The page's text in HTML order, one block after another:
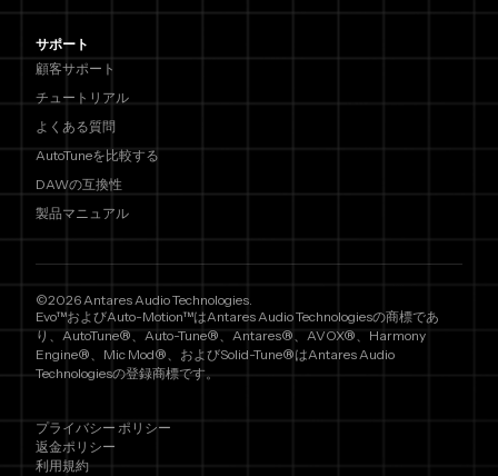
サポート
顧客サポート
チュートリアル
よくある質問
AutoTuneを比較する
DAWの互換性
製品マニュアル
©2026 Antares Audio Technologies.
Evo™およびAuto-Motion™はAntares Audio Technologiesの商標であ
り、AutoTune®、Auto-Tune®、Antares®、AVOX®、Harmony
Engine®、Mic Mod®、およびSolid-Tune®はAntares Audio
Technologiesの登録商標です。
プライバシー ポリシー
返金ポリシー
利用規約